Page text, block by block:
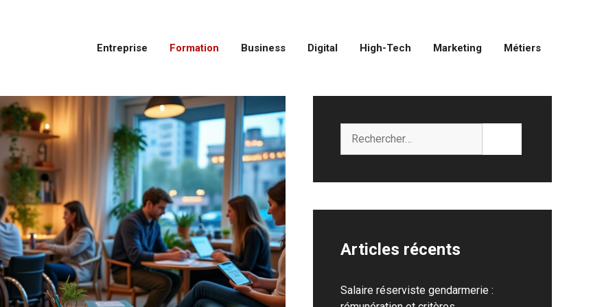
Entreprise Formation Business Digital High-Tech Marketing Métiers
Articles récents
Salaire réserviste gendarmerie :